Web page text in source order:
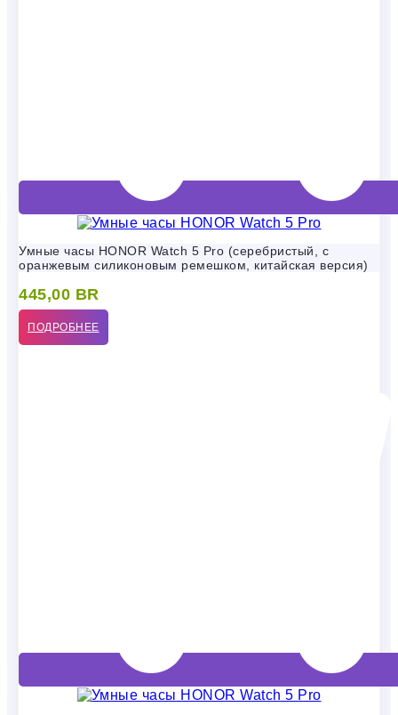
Умные часы HONOR Watch 5 Pro (серебристый, с
оранжевым силиконовым ремешком, китайская версия)
445,00 BR
ПОДРОБНЕЕ